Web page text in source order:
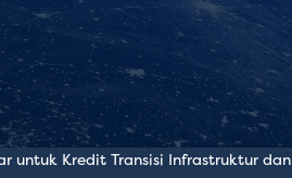
untuk Kredit Transisi Infrastruktur dan